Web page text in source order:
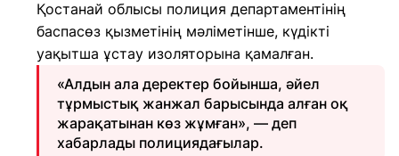
Қостанай облысы полиция департаментінің
баспасөз қызметінің мәліметінше, күдікті
уақытша ұстау изоляторына қамалған.
«Алдын ала деректер бойынша, әйел
тұрмыстық жанжал барысында алған оқ
жарақатынан көз жұмған», — деп
хабарлады полициядағылар.